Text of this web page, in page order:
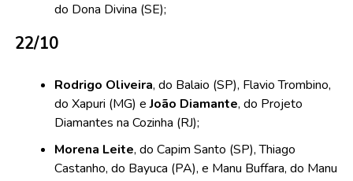
do Dona Divina (SE);
22/10
Rodrigo Oliveira, do Balaio (SP), Flavio Trombino,
do Xapuri (MG) eJoão Diamante, do Projeto
Diamantes na Cozinha (RJ);
Morena Leite, do Capim Santo (SP), Thiago
Castanho, do Bayuca (PA), e Manu Buffara, do Manu